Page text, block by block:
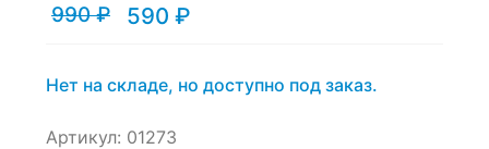
990₽
Первоначальная
990 ₽.
590 ₽
Текущая
Нет на складе, но доступно под заказ.
Артикул: 01273